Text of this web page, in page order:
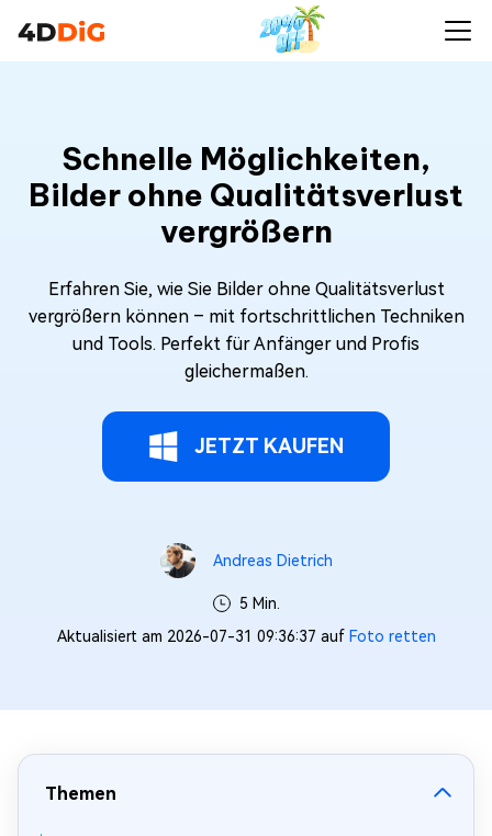
Schnelle Möglichkeiten,
Bilder ohne Qualitätsverlust
vergrößern
Erfahren Sie, wie Sie Bilder ohne Qualitätsverlust
vergrößern können – mit fortschrittlichen Techniken
und Tools. Perfekt für Anfänger und Profis
gleichermaßen.
JETZT KAUFEN
Andreas Dietrich
5 Min.
Aktualisiert am 2026-07-31 09:36:37 auf Foto retten
Themen